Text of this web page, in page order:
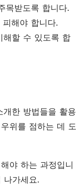
목받도록 합니다.
해야 합니다.
해할 수 있도록 합
개한 방법들을 활용
위를 점하는 데 도
야 하는 과정입니
나가세요.